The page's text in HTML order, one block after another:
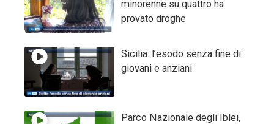
minorenne su quattro ha
provato droghe
Sicilia: l’esodo senza fine di
giovani e anziani
Parco Nazionale degli Iblei,